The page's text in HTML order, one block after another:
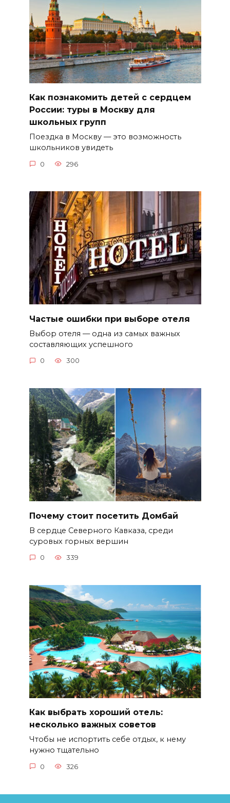
Как познакомить детей с сердцем
России: туры в Москву для
школьных групп
Поездка в Москву — это возможность
школьников увидеть
0 296
Частые ошибки при выборе отеля
Выбор отеля — одна из самых важных
составляющих успешного
0 300
Почему стоит посетить Домбай
В сердце Северного Кавказа, среди
суровых горных вершин
0 339
Как выбрать хороший отель:
несколько важных советов
Чтобы не испортить себе отдых, к нему
нужно тщательно
0 326